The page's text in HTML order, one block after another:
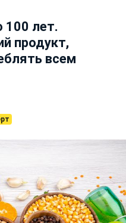
100 лет.
продукт,
всем